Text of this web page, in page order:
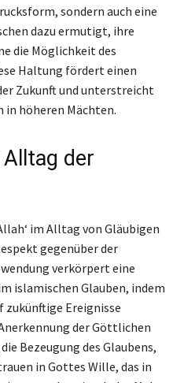
sondern auch eine
dazu ermutigt, ihre
die Möglichkeit des
Haltung fördert einen
Zukunft und unterstreicht
in höheren Mächten.
der
im Alltag von Gläubigen
gegenüber der
verkörpert eine
islamischen Glauben, indem
zukünftige Ereignisse
der Göttlichen
Bezeugung des Glaubens,
in Gottes Wille, das in